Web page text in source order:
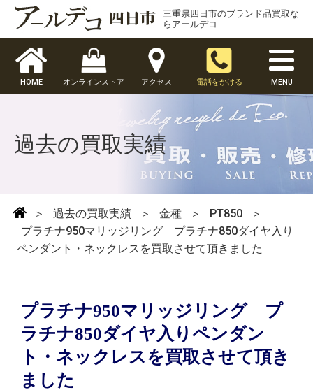
三重県四日市のブランド品買取な
らアールデコ
HOME オンラインストア アクセス 電話をかける MENU
過去の買取実績
＞ 過去の買取実績 ＞ 金種 ＞ PT850
＞
プラチナ950マリッジリング プラチナ850ダイヤ入り
ペンダント・ネックレスを買取させて頂きました
プラチナ950マリッジリング プ
ラチナ850ダイヤ入りペンダン
ト・ネックレスを買取させて頂き
ました